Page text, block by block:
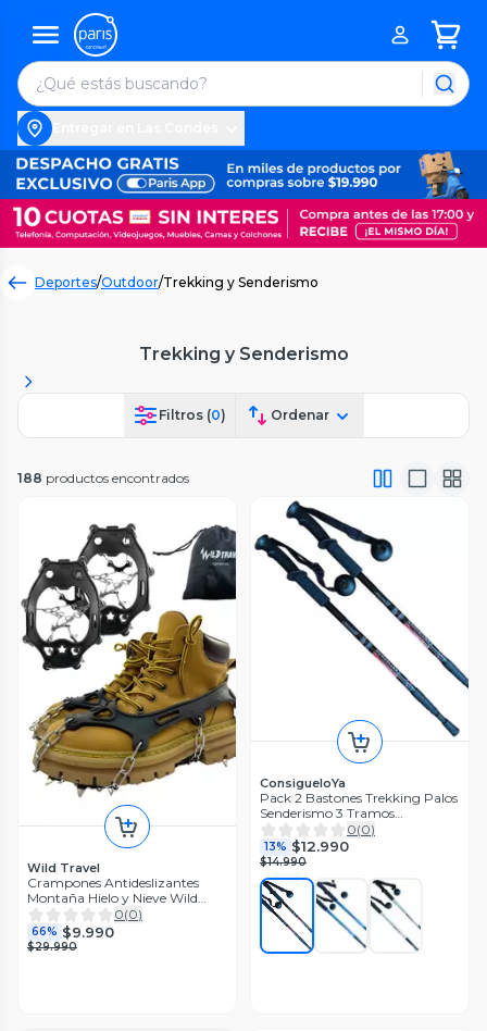
Deportes/Outdoor/Trekking y Senderismo
Trekking y Senderismo
Filtros (0) Ordenar
188 productos encontrados
Wild Travel
Crampones Antideslizantes
Montaña Hielo y Nieve Wild
Travel
0(0)
66% $9.990
$29.990
ConsigueloYa
Pack 2 Bastones Trekking Palos
Senderismo 3 Tramos
Antishock
0(0)
13% $12.990
$14.990